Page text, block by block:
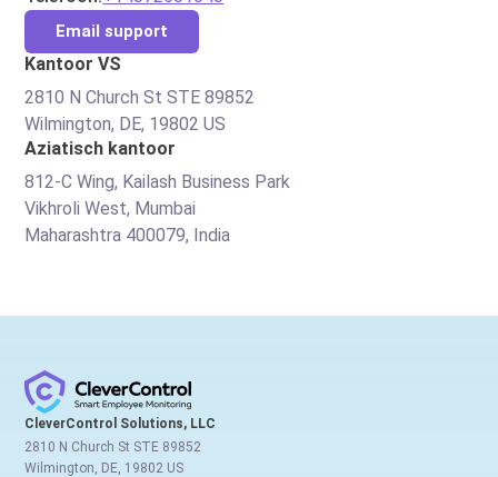
Email support
Kantoor VS
2810 N Church St STE 89852
Wilmington, DE, 19802 US
Aziatisch kantoor
812-C Wing, Kailash Business Park
Vikhroli West, Mumbai
Maharashtra 400079, India
CleverControl Solutions, LLC
2810 N Church St STE 89852
Wilmington, DE, 19802 US